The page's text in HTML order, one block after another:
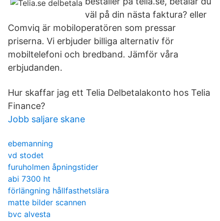
väl på din nästa faktura? eller
Comviq är mobiloperatören som pressar
priserna. Vi erbjuder billiga alternativ för
mobiltelefoni och bredband. Jämför våra
erbjudanden.
Hur skaffar jag ett Telia Delbetalakonto hos Telia
Finance?
Jobb saljare skane
ebemanning
vd stodet
furuholmen åpningstider
abi 7300 ht
förlängning hållfasthetslära
matte bilder scannen
bvc alvesta